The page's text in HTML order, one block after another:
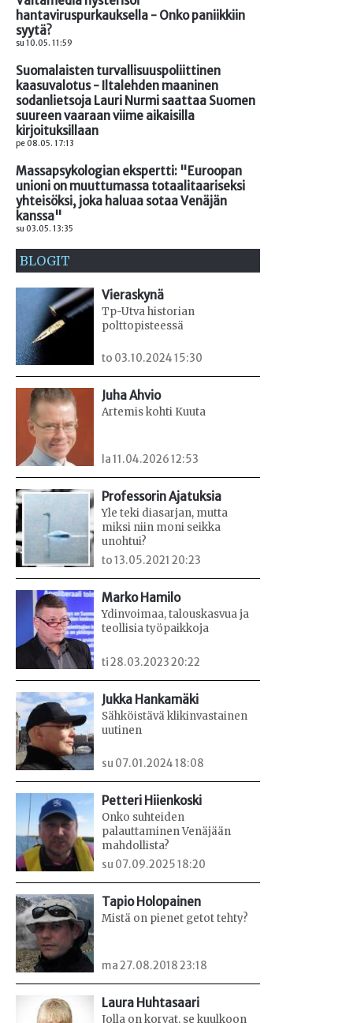
hantaviruspurkauksella - Onko paniikkiin
syytä?
su 10.05. 11:59
Suomalaisten turvallisuuspoliittinen
kaasuvalotus - Iltalehden maaninen
sodanlietsoja Lauri Nurmi saattaa Suomen
suureen vaaraan viime aikaisilla
kirjoituksillaan
pe 08.05. 17:13
Massapsykologian ekspertti: "Euroopan
unioni on muuttumassa totaalitaariseksi
yhteisöksi, joka haluaa sotaa Venäjän
kanssa"
su 03.05. 13:35
BLOGIT
Vieraskynä
Tp-Utva historian
polttopisteessä
to 03.10.2024 15:30
Juha Ahvio
Artemis kohti Kuuta
la 11.04.2026 12:53
Professorin Ajatuksia
Yle teki diasarjan, mutta
miksi niin moni seikka
unohtui?
to 13.05.2021 20:23
Marko Hamilo
Ydinvoimaa, talouskasvua ja
teollisia työpaikkoja
ti 28.03.2023 20:22
Jukka Hankamäki
Sähköistävä klikinvastainen
uutinen
su 07.01.2024 18:08
Petteri Hiienkoski
Onko suhteiden
palauttaminen Venäjään
mahdollista?
su 07.09.2025 18:20
Tapio Holopainen
Mistä on pienet getot tehty?
ma 27.08.2018 23:18
Laura Huhtasaari
Jolla on korvat, se kuulkoon